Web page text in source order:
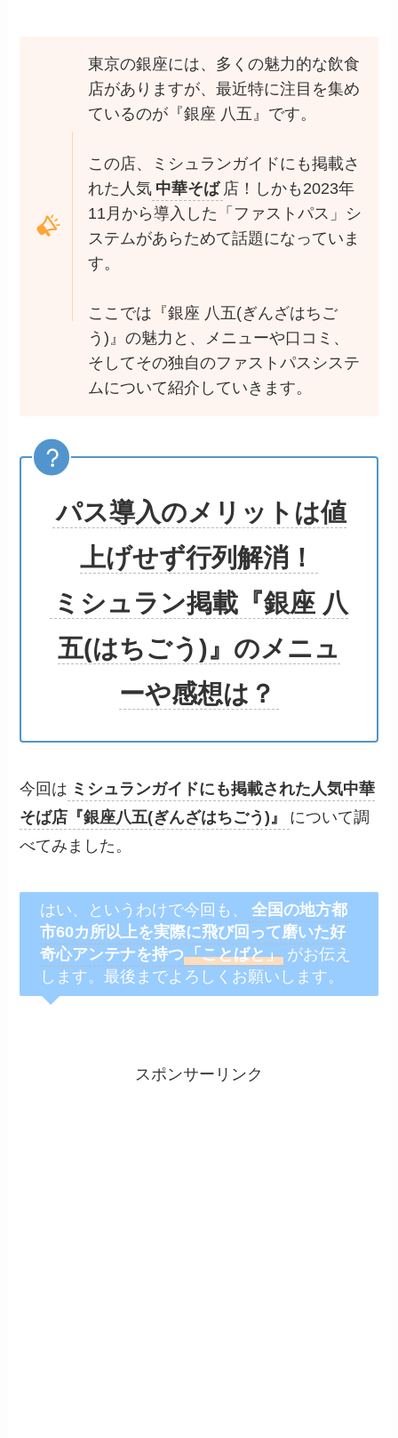
東京の銀座には、多くの魅力的な飲食
店がありますが、最近特に注目を集め
ているのが『銀座 八五』です。
この店、ミシュランガイドにも掲載さ
れた人気 中華そば 店！しかも2023年
11月から導入した「ファストパス」シ
ステムがあらためて話題になっていま
す。
ここでは『銀座 八五(ぎんざはちご
う)』の魅力と、メニューや口コミ、
そしてその独自のファストパスシステ
ムについて紹介していきます。
パス導入のメリットは値
上げせず行列解消！
ミシュラン掲載『銀座 八
五(はちごう)』のメニュ
ーや感想は？
今回は ミシュランガイドにも掲載された人気中華
そば店『銀座八五(ぎんざはちごう)』
について調
べてみました。
はい、というわけで今回も、
全国の地方都
市60カ所以上を実際に飛び回って磨いた好
奇心アンテナを持つ「ことばと」 がお伝え
します。最後までよろしくお願いします。
スポンサーリンク